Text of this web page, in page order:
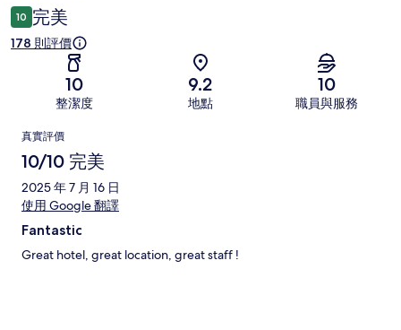
10 完美
178 則評價
10
整潔度
9.2
地點
10
職員與服務
評
價
真實評價
10/10 完美
2025 年 7 月 16 日
使用 Google 翻譯
Fantastic
Great hotel, great location, great staff !